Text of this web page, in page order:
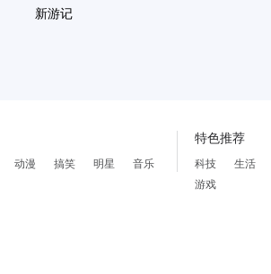
新游记
动漫 搞笑 明星 音乐
特色推荐
科技
生活
游戏